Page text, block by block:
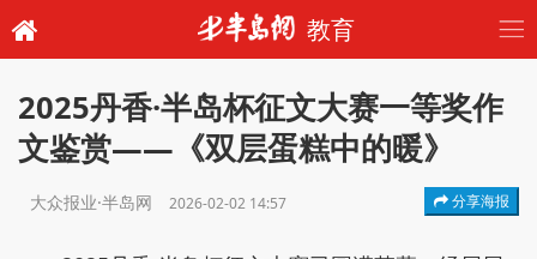
教育
2025丹香·半岛杯征文大赛一等奖作
文鉴赏——《双层蛋糕中的暖》
大众报业·半岛网 2026-02-02 14:57 分享海报